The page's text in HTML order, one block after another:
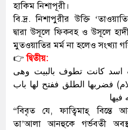
হাকিম নিশাপূরী।
বি.দ্র. নিশাপুরীর উক্তি
দ্বারা উসূলে ফিক্ব্হ ও উসূলে
মুতওয়াতির মর্ম না হলেও সংখ্যা
👉দ্বিতীয়:
اسد کانت تطوف بالبیت وهی
فضربها الطلق ففتح لها باب
“বিবৃত যে, ফাত্বিমাহ্ বিন্তে
তা’আলা আনহুকে গর্ভবতী